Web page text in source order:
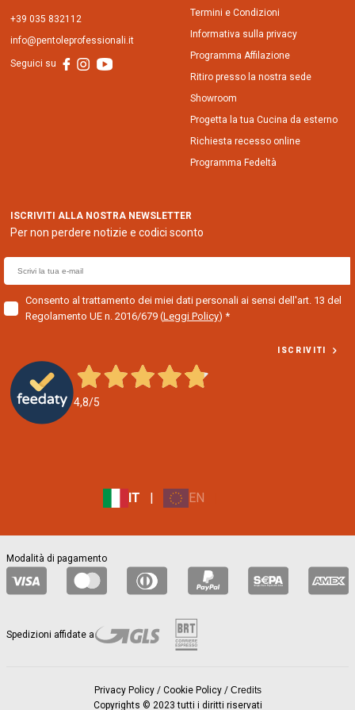
+39 035 832112
info@pentoleprofessionali.it
Seguici su
Termini e Condizioni
Informativa sulla privacy
Programma Affilazione
Ritiro presso la nostra sede
Showroom
Progetta la tua Cucina da esterno
Richiesta recesso online
Programma Fedeltà
ISCRIVITI ALLA NOSTRA NEWSLETTER
Per non perdere notizie e codici sconto
m
a
i
r
u
s
ISCRIVITI
Consento al trattamento dei miei dati personali ai sensi dell'art. 13 del
Regolamento UE n. 2016/679 (Leggi Policy)
4,8/5
IT | EN
Modalità di pagamento
Spedizioni affidate a
Privacy Policy/ Cookie Policy/ Credits
Copyrights © 2023 tutti i diritti riservati